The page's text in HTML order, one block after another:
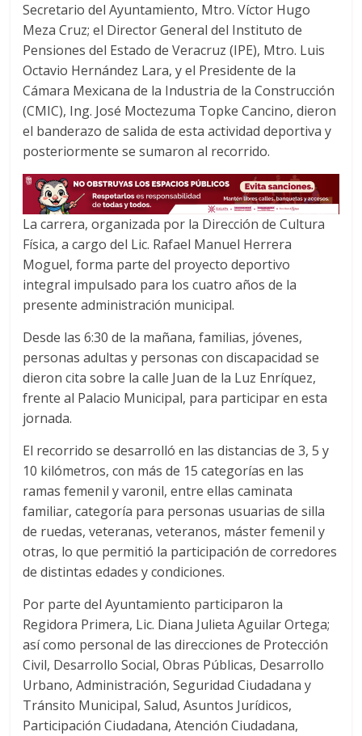
Secretario del Ayuntamiento, Mtro. Víctor Hugo
Meza Cruz; el Director General del Instituto de
Pensiones del Estado de Veracruz (IPE), Mtro. Luis
Octavio Hernández Lara, y el Presidente de la
Cámara Mexicana de la Industria de la Construcción
(CMIC), Ing. José Moctezuma Topke Cancino, dieron
el banderazo de salida de esta actividad deportiva y
posteriormente se sumaron al recorrido.
La carrera, organizada por la Dirección de Cultura
Física, a cargo del Lic. Rafael Manuel Herrera
Moguel, forma parte del proyecto deportivo
integral impulsado para los cuatro años de la
presente administración municipal.
Desde las 6:30 de la mañana, familias, jóvenes,
personas adultas y personas con discapacidad se
dieron cita sobre la calle Juan de la Luz Enríquez,
frente al Palacio Municipal, para participar en esta
jornada.
El recorrido se desarrolló en las distancias de 3, 5 y
10 kilómetros, con más de 15 categorías en las
ramas femenil y varonil, entre ellas caminata
familiar, categoría para personas usuarias de silla
de ruedas, veteranas, veteranos, máster femenil y
otras, lo que permitió la participación de corredores
de distintas edades y condiciones.
Por parte del Ayuntamiento participaron la
Regidora Primera, Lic. Diana Julieta Aguilar Ortega;
así como personal de las direcciones de Protección
Civil, Desarrollo Social, Obras Públicas, Desarrollo
Urbano, Administración, Seguridad Ciudadana y
Tránsito Municipal, Salud, Asuntos Jurídicos,
Participación Ciudadana, Atención Ciudadana,